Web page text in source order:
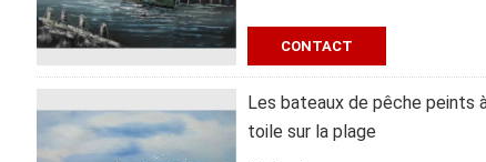
CONTACT
Les bateaux de pêche peints
toile sur la plage